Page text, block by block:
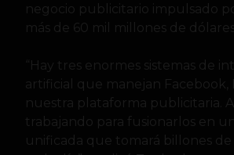
negocio publicitario impulsado
más de 60 mil millones de dólares
“Hay tres enormes sistemas de
artificial que manejan Facebook,
nuestra plataforma publicitaria.
trabajando para fusionarlos en
unificada que tomará billones de